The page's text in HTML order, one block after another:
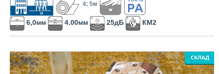
4; 5м
6,0мм 4.00мм 25дБ КМ2
СКЛАД